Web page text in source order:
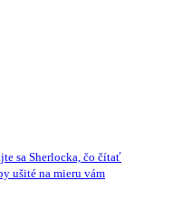
sa Sherlocka, čo čítať
ušité na mieru vám